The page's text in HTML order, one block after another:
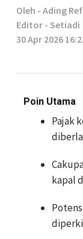
Oleh - Ading
Editor - Setiadi
30 Apr 2026
Poin Utama
Pajak
kapal